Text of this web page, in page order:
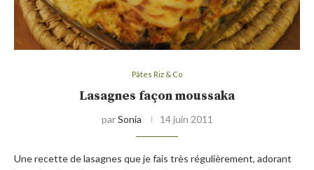
Pâtes Riz & Co
Lasagnes façon moussaka
parSonia 14 juin 2011
Une recette de lasagnes que je fais très régulièrement, adorant